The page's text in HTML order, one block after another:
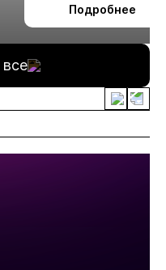
измельчения
Подробнее